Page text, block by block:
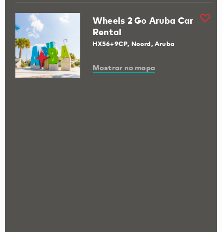
Wheels 2 Go Aruba Car
Rental
HX56+9CP, Noord, Aruba
Mostrar no mapa